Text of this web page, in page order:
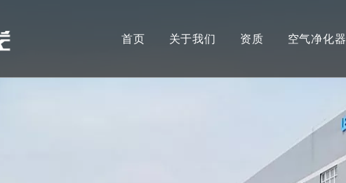
首页 关于我们 资质 空气净化器